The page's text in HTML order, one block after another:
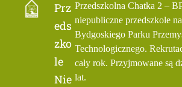
Prz
eds
zko
le
Nie
Przedszkolna Chatka 2 –
niepubliczne przedszkole
Bydgoskiego Parku
Technologicznego.
cały rok. Przyjmowane są
lat.